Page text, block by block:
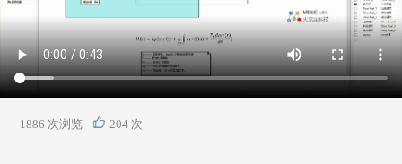
1886 次浏览 204 次